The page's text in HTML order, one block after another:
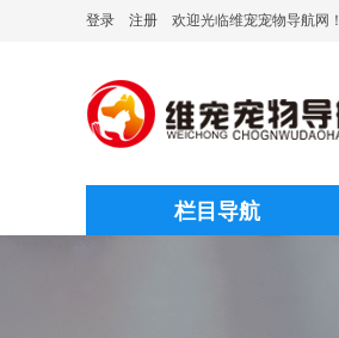
登录 注册 欢迎光临维宠宠物导航网！
栏目导航